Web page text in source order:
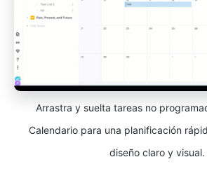
Arrastra y suelta tareas no
Calendario para una planificación
diseño claro y visual.